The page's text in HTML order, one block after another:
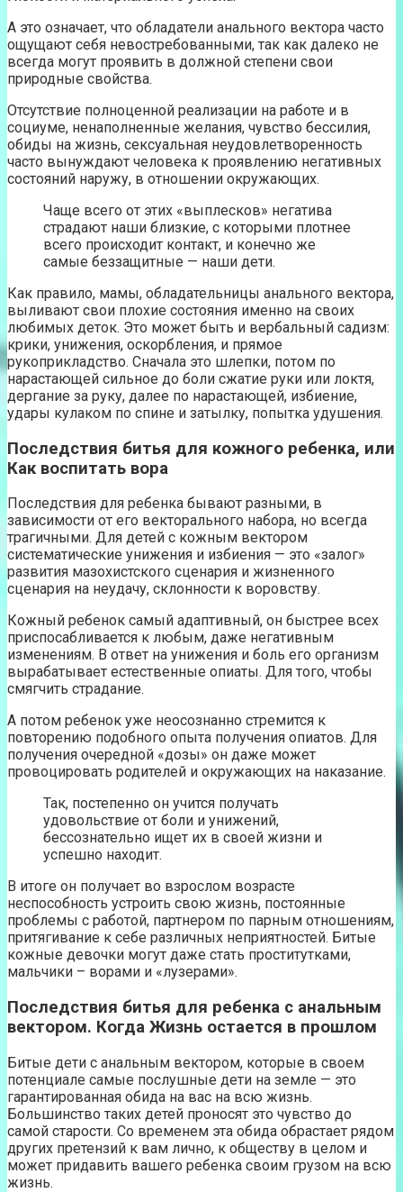
А это означает, что обладатели анального вектора часто
ощущают себя невостребованными, так как далеко не
всегда могут проявить в должной степени свои
природные свойства.
Отсутствие полноценной реализации на работе и в
социуме, ненаполненные желания, чувство бессилия,
обиды на жизнь, сексуальная неудовлетворенность
часто вынуждают человека к проявлению негативных
состояний наружу, в отношении окружающих.
Чаще всего от этих «выплесков» негатива
страдают наши близкие, с которыми плотнее
всего происходит контакт, и конечно же
самые беззащитные — наши дети.
Как правило, мамы, обладательницы анального вектора,
выливают свои плохие состояния именно на своих
любимых деток. Это может быть и вербальный садизм:
крики, унижения, оскорбления, и прямое
рукоприкладство. Сначала это шлепки, потом по
нарастающей сильное до боли сжатие руки или локтя,
дергание за руку, далее по нарастающей, избиение,
удары кулаком по спине и затылку, попытка удушения.
Последствия битья для кожного ребенка, или
Как воспитать вора
Последствия для ребенка бывают разными, в
зависимости от его векторального набора, но всегда
трагичными. Для детей с кожным вектором
систематические унижения и избиения — это «залог»
развития мазохистского сценария и жизненного
сценария на неудачу, склонности к воровству.
Кожный ребенок самый адаптивный, он быстрее всех
приспосабливается к любым, даже негативным
изменениям. В ответ на унижения и боль его организм
вырабатывает естественные опиаты. Для того, чтобы
смягчить страдание.
А потом ребенок уже неосознанно стремится к
повторению подобного опыта получения опиатов. Для
получения очередной «дозы» он даже может
провоцировать родителей и окружающих на наказание.
Так, постепенно он учится получать
удовольствие от боли и унижений,
бессознательно ищет их в своей жизни и
успешно находит.
В итоге он получает во взрослом возрасте
неспособность устроить свою жизнь, постоянные
проблемы с работой, партнером по парным отношениям,
притягивание к себе различных неприятностей. Битые
кожные девочки могут даже стать проститутками,
мальчики – ворами и «лузерами».
Последствия битья для ребенка с анальным
вектором. Когда Жизнь остается в прошлом
Битые дети с анальным вектором, которые в своем
потенциале самые послушные дети на земле — это
гарантированная обида на вас на всю жизнь.
Большинство таких детей проносят это чувство до
самой старости. Со временем эта обида обрастает рядом
других претензий к вам лично, к обществу в целом и
может придавить вашего ребенка своим грузом на всю
жизнь.